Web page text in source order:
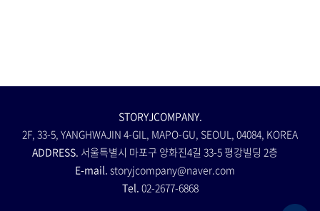
STORYJCOMPANY.
2F, 33-5, YANGHWAJIN 4-GIL, MAPO-GU, SEOUL, 04084, KOREA
ADDRESS. 서울특별시 마포구 양화진4길 33-5 평강빌딩 2층
E-mail. storyjcompany@naver.com
Tel. 02-2677-6868